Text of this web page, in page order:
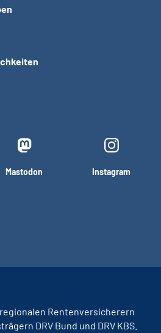
Mastodon Instagram
regionalen Rentenversicherern
DRV Bund und DRV KBS.